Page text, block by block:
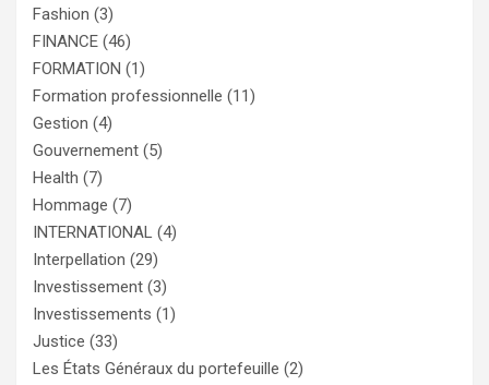
Fashion (3)
FINANCE (46)
FORMATION (1)
Formation professionnelle (11)
Gestion (4)
Gouvernement (5)
Health (7)
Hommage (7)
INTERNATIONAL (4)
Interpellation (29)
Investissement (3)
Investissements (1)
Justice (33)
Les États Généraux du portefeuille (2)